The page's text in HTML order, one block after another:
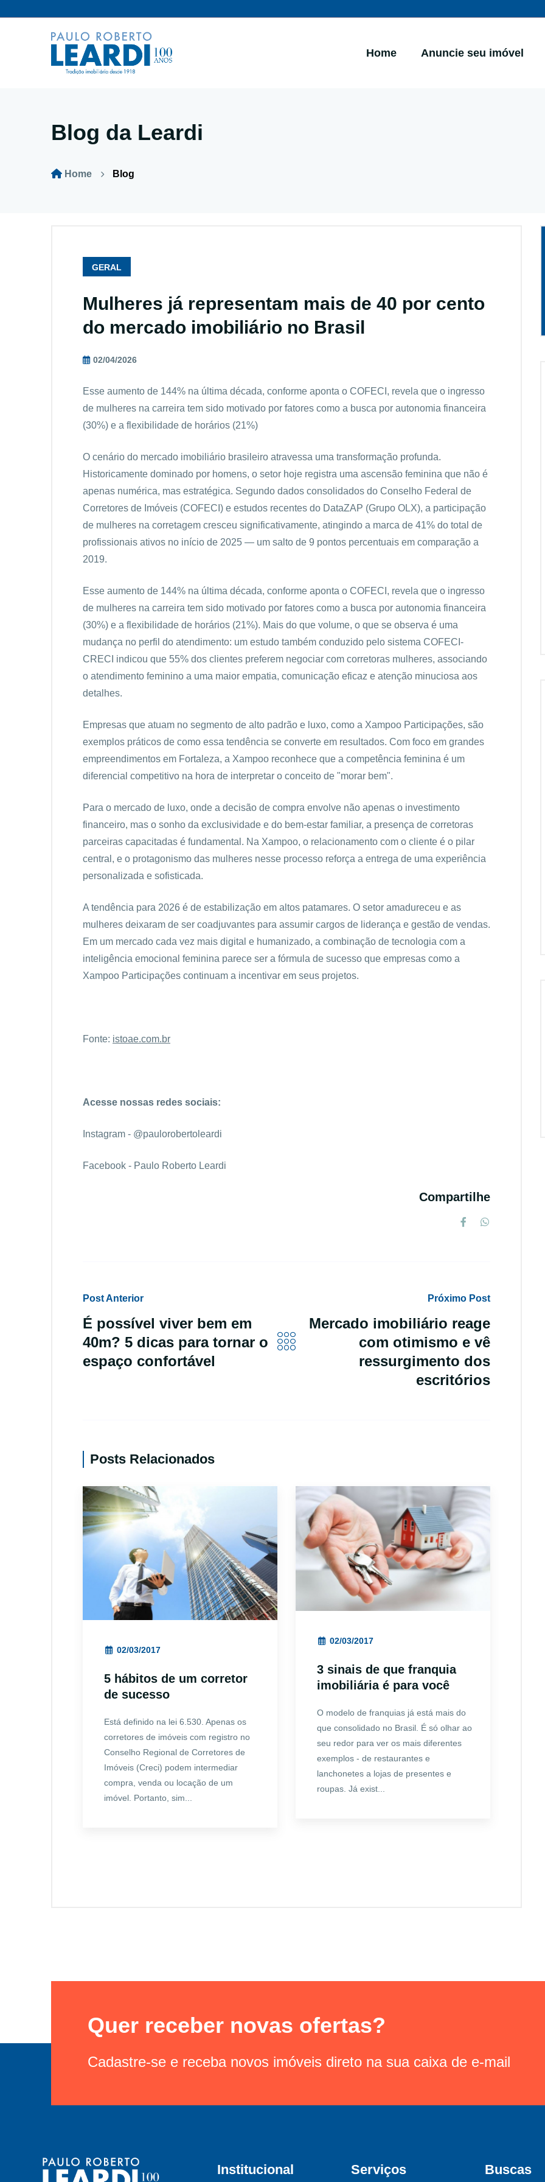
Home Anuncie seu imóvel
Blog da Leardi
Home Blog
GERAL
Mulheres já representam mais de 40 por cento
do mercado imobiliário no Brasil
02/04/2026
Esse aumento de 144% na última década, conforme aponta o COFECI, revela que o ingresso
de mulheres na carreira tem sido motivado por fatores como a busca por autonomia financeira
(30%) e a flexibilidade de horários (21%)
O cenário do mercado imobiliário brasileiro atravessa uma transformação profunda.
Historicamente dominado por homens, o setor hoje registra uma ascensão feminina que não é
apenas numérica, mas estratégica. Segundo dados consolidados do Conselho Federal de
Corretores de Imóveis (COFECI) e estudos recentes do DataZAP (Grupo OLX), a participação
de mulheres na corretagem cresceu significativamente, atingindo a marca de 41% do total de
profissionais ativos no início de 2025 — um salto de 9 pontos percentuais em comparação a
2019.
Esse aumento de 144% na última década, conforme aponta o COFECI, revela que o ingresso
de mulheres na carreira tem sido motivado por fatores como a busca por autonomia financeira
(30%) e a flexibilidade de horários (21%). Mais do que volume, o que se observa é uma
mudança no perfil do atendimento: um estudo também conduzido pelo sistema COFECI-
CRECI indicou que 55% dos clientes preferem negociar com corretoras mulheres, associando
o atendimento feminino a uma maior empatia, comunicação eficaz e atenção minuciosa aos
detalhes.
Empresas que atuam no segmento de alto padrão e luxo, como a Xampoo Participações, são
exemplos práticos de como essa tendência se converte em resultados. Com foco em grandes
empreendimentos em Fortaleza, a Xampoo reconhece que a competência feminina é um
diferencial competitivo na hora de interpretar o conceito de "morar bem".
Para o mercado de luxo, onde a decisão de compra envolve não apenas o investimento
financeiro, mas o sonho da exclusividade e do bem-estar familiar, a presença de corretoras
parceiras capacitadas é fundamental. Na Xampoo, o relacionamento com o cliente é o pilar
central, e o protagonismo das mulheres nesse processo reforça a entrega de uma experiência
personalizada e sofisticada.
A tendência para 2026 é de estabilização em altos patamares. O setor amadureceu e as
mulheres deixaram de ser coadjuvantes para assumir cargos de liderança e gestão de vendas.
Em um mercado cada vez mais digital e humanizado, a combinação de tecnologia com a
inteligência emocional feminina parece ser a fórmula de sucesso que empresas como a
Xampoo Participações continuam a incentivar em seus projetos.
Fonte: istoae.com.br
Acesse nossas redes sociais:
Instagram - @paulorobertoleardi
Facebook - Paulo Roberto Leardi
Compartilhe
Post Anterior
É possível viver bem em
40m? 5 dicas para tornar o
espaço confortável
Próximo Post
Mercado imobiliário reage
com otimismo e vê
ressurgimento dos
escritórios
Posts Relacionados
02/03/2017
5 hábitos de um corretor
de sucesso
Está definido na lei 6.530. Apenas os
corretores de imóveis com registro no
Conselho Regional de Corretores de
Imóveis (Creci) podem intermediar
compra, venda ou locação de um
imóvel. Portanto, sim...
02/03/2017
3 sinais de que franquia
imobiliária é para você
O modelo de franquias já está mais do
que consolidado no Brasil. É só olhar ao
seu redor para ver os mais diferentes
exemplos - de restaurantes e
lanchonetes a lojas de presentes e
roupas. Já exist...
Quer receber novas ofertas?
Cadastre-se e receba novos imóveis direto na sua caixa de e-mail
Institucional Serviços
Buscas